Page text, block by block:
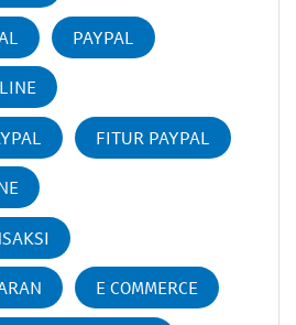
PAYPAL
FITUR PAYPAL
E COMMERCE